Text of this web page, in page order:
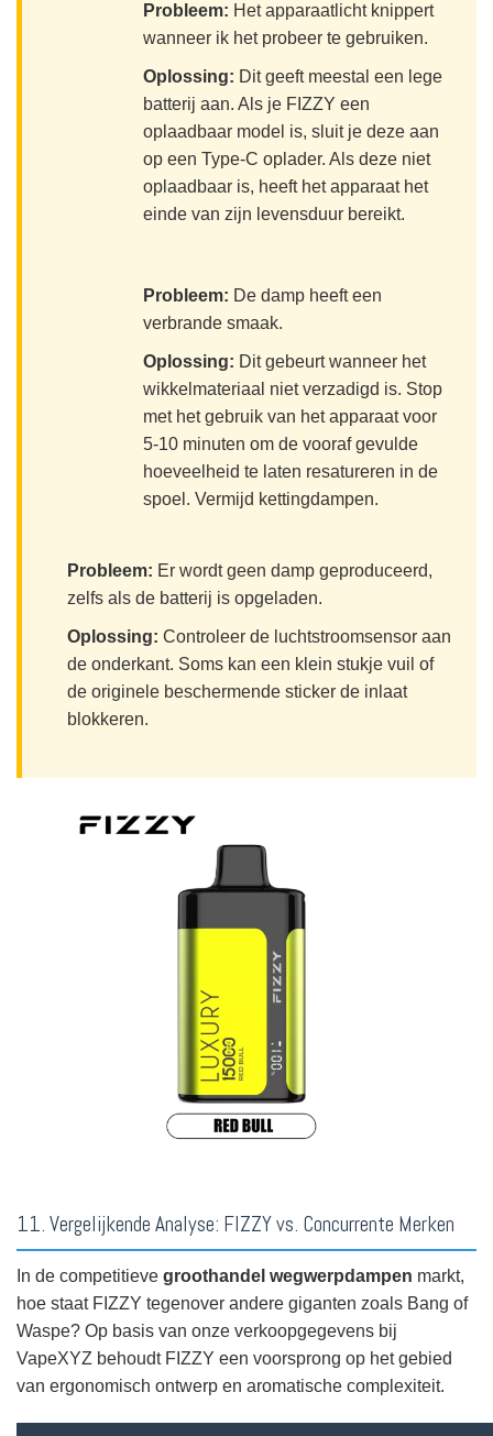
Probleem: Het apparaatlicht knippert
wanneer ik het probeer te gebruiken.
Oplossing: Dit geeft meestal een lege
batterij aan. Als je FIZZY een
oplaadbaar model is, sluit je deze aan
op een Type-C oplader. Als deze niet
oplaadbaar is, heeft het apparaat het
einde van zijn levensduur bereikt.
Probleem: De damp heeft een
verbrande smaak.
Oplossing: Dit gebeurt wanneer het
wikkelmateriaal niet verzadigd is. Stop
met het gebruik van het apparaat voor
5-10 minuten om de vooraf gevulde
hoeveelheid te laten resatureren in de
spoel. Vermijd kettingdampen.
Probleem: Er wordt geen damp geproduceerd,
zelfs als de batterij is opgeladen.
Oplossing: Controleer de luchtstroomsensor aan
de onderkant. Soms kan een klein stukje vuil of
de originele beschermende sticker de inlaat
blokkeren.
11. Vergelijkende Analyse: FIZZY vs. Concurrente Merken
In de competitieve groothandel wegwerpdampen markt,
hoe staat FIZZY tegenover andere giganten zoals Bang of
Waspe? Op basis van onze verkoopgegevens bij
VapeXYZ behoudt FIZZY een voorsprong op het gebied
van ergonomisch ontwerp en aromatische complexiteit.